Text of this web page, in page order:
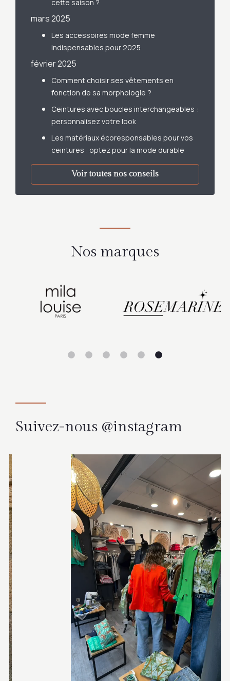
cette saison ?
mars 2025
Les accessoires mode femme
indispensables pour 2025
février 2025
Comment choisir ses vêtements en
fonction de sa morphologie ?
Ceintures avec boucles interchangeables :
personnalisez votre look
Les matériaux écoresponsables pour vos
ceintures : optez pour la mode durable
Voir toutes nos conseils
Nos marques
Suivez-nous @instagram